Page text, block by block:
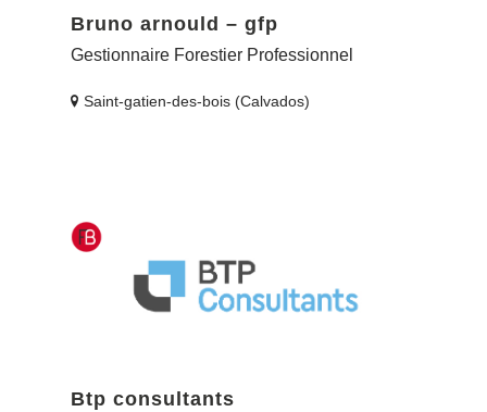
Bruno arnould – gfp
Gestionnaire Forestier Professionnel
Saint-gatien-des-bois (Calvados)
Btp consultants